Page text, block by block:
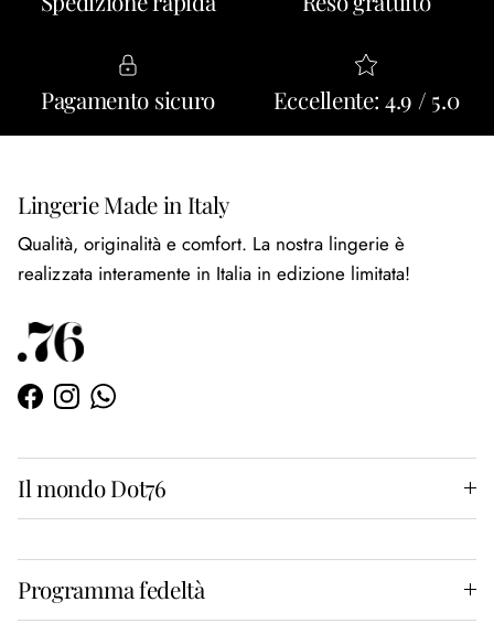
Pagamento sicuro Eccellente: 4.9 / 5.0
Lingerie Made in Italy
Qualità, originalità e comfort. La nostra lingerie è
realizzata interamente in Italia in edizione limitata!
Facebook
InstagramWhatsApp
Il mondo Dot76
Programma fedeltà